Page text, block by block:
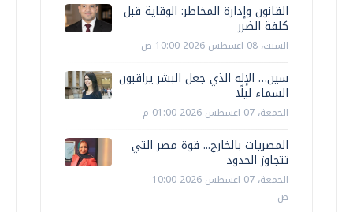
القانون وإدارة المخاطر: الوقاية قبل
كلفة الضرر
السبت، 08 اغسطس 2026 10:00 ص
سين… الإله الذي جعل البشر يراقبون
السماء ليلًا
الجمعة، 07 اغسطس 2026 01:00 م
المصريات بالخارج... قوة مصر التي
تتجاوز الحدود
الجمعة، 07 اغسطس 2026 10:00
ص